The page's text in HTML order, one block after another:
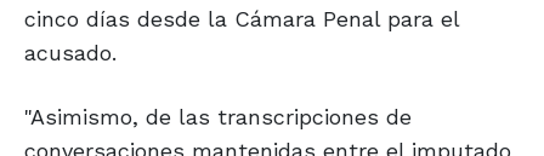
cinco días desde la Cámara Penal para el
acusado.
"Asimismo, de las transcripciones de